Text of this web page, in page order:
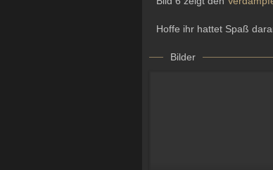
Hoffe ihr hattet Spaß
Bilder